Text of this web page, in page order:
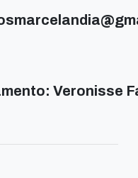
Veronisse